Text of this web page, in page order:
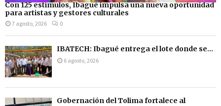
Con 125 estímulos, Ibagué impulsa una nueva oportunidad
para artistas y gestores culturales
7 agosto, 2026 0
IBATECH: Ibagué entrega el lote donde se...
6 agosto, 2026
Gobernación del Tolima fortalece al